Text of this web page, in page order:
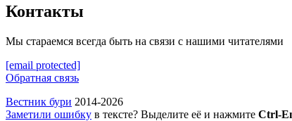
Контакты
Мы стараемся всегда быть на связи с нашими читателями
[email protected]
Обратная связь
Вестник бури 2014-2026
Заметили ошибку в тексте? Выделите её и нажмите Ctrl-